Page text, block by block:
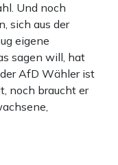
Und noch
sich aus der
eigene
sagen will, hat
AfD Wähler ist
noch braucht er